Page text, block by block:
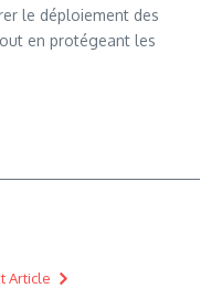
le déploiement des
en protégeant les
Article